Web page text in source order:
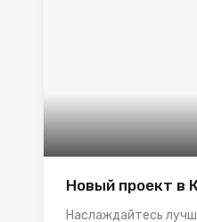
Новый проект в
Наслаждайтесь